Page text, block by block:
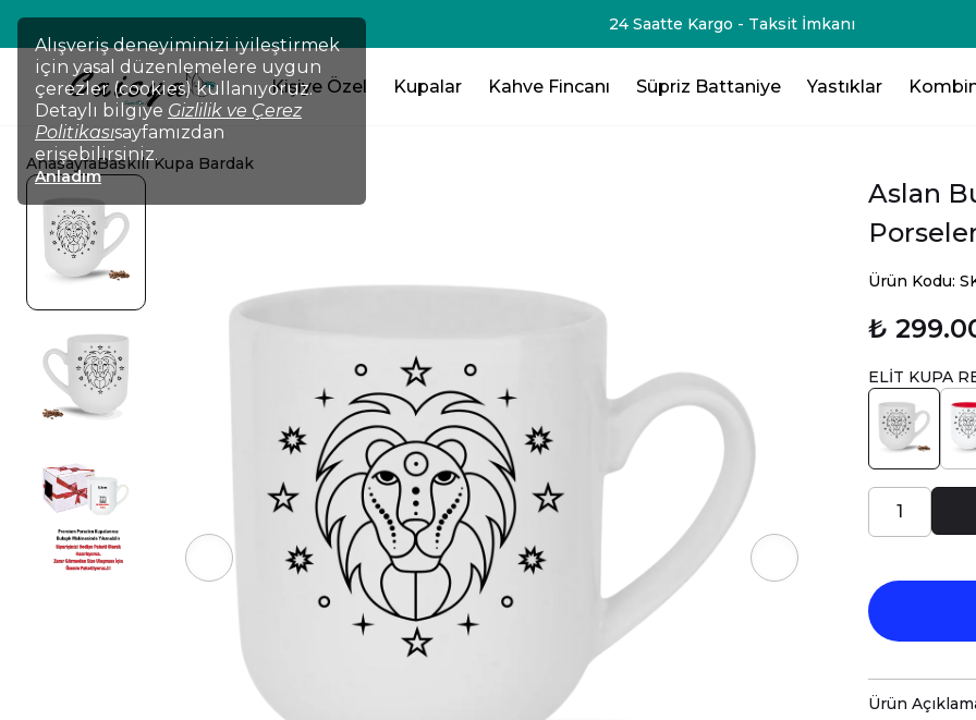
Alışveriş deneyiminizi iyileştirmek
için yasal düzenlemelere uygun
çerezler (cookies) kullanıyoruz.
Detaylı bilgiye Gizlilik ve Çerez
Politikasısayfamızdan
erişebilirsiniz.
Anladım
24 Saatte Kargo - Taksit İmkanı
Kişiye Özel Kupalar Kahve Fincanı Süpriz Battaniye Yastıklar
AnasayfaBaskılı Kupa Bardak
Aslan
Ürün Kodu:
₺
ELİT KUPA
Ürün